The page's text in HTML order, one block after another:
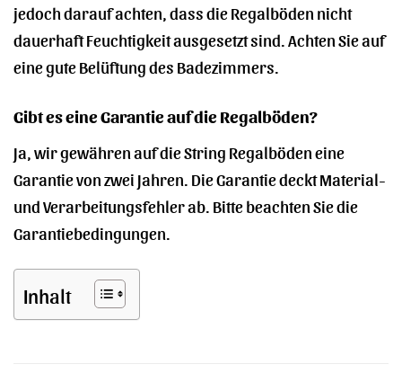
jedoch darauf achten, dass die Regalböden nicht
dauerhaft Feuchtigkeit ausgesetzt sind. Achten Sie auf
eine gute Belüftung des Badezimmers.
Gibt es eine Garantie auf die Regalböden?
Ja, wir gewähren auf die String Regalböden eine
Garantie von zwei Jahren. Die Garantie deckt Material-
und Verarbeitungsfehler ab. Bitte beachten Sie die
Garantiebedingungen.
Inhalt